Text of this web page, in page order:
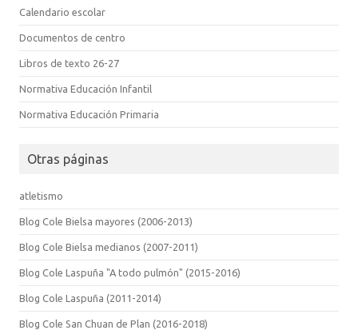
Calendario escolar
Documentos de centro
Libros de texto 26-27
Normativa Educación Infantil
Normativa Educación Primaria
Otras páginas
atletismo
Blog Cole Bielsa mayores (2006-2013)
Blog Cole Bielsa medianos (2007-2011)
Blog Cole Laspuña "A todo pulmón" (2015-2016)
Blog Cole Laspuña (2011-2014)
Blog Cole San Chuan de Plan (2016-2018)